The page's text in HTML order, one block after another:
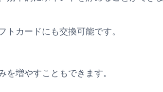
カードにも交換可能です。
増やすこともできます。